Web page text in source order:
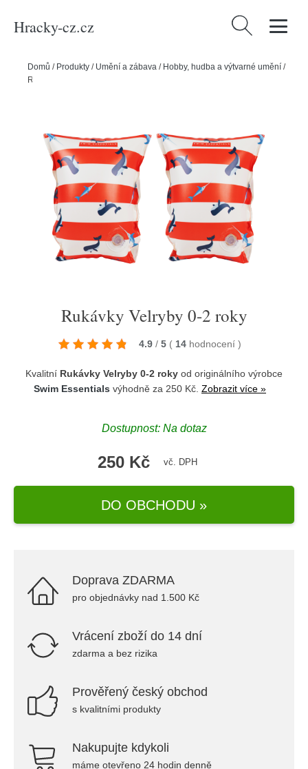
Hracky-cz.cz Vyhledávání
Domů / Produkty / Umění a zábava / Hobby, hudba a výtvarné umění /
Rukávky Velryby 0-2 roky
Rukávky Velryby 0-2 roky
4.9 / 5 ( 14 hodnocení )
Kvalitní Rukávky Velryby 0-2 roky od originálního výrobce
Swim Essentials výhodně za 250 Kč. Zobrazit více »
Dostupnost: Na dotaz
250 Kč vč. DPH
DO OBCHODU »
Doprava ZDARMA
pro objednávky nad 1.500 Kč
Vrácení zboží do 14 dní
zdarma a bez rizika
Prověřený český obchod
s kvalitními produkty
Nakupujte kdykoli
máme otevřeno 24 hodin denně